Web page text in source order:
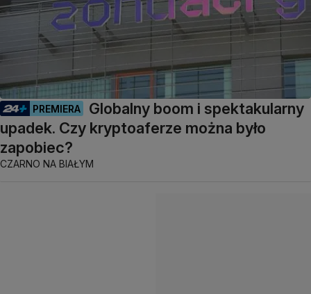
PREMIERA
Globalny boom i spektakularny
upadek. Czy kryptoaferze można było
zapobiec?
CZARNO NA BIAŁYM